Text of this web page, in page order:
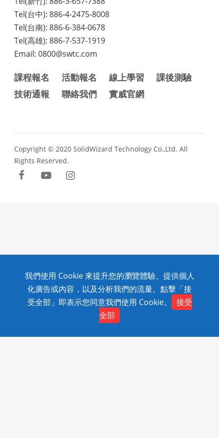
Tel(台中): 886-4-2475-8008
Tel(台南): 886-6-384-0678
Tel(高雄): 886-7-537-1919
Email: 0800@swtc.com
課程報名 活動報名 線上學習
課後測驗
技術通報
聯絡我們 實威官網
Copyright © 2020 SolidWizard Technology Co.,Ltd. All
Rights Reserved.
我們使用 Cookie 來提升您的瀏覽體驗、提供個人
化廣告或內容，以及分析我們的流量。點擊「接
受全部」即表示您同意我們使用 Cookie。
接受
全部